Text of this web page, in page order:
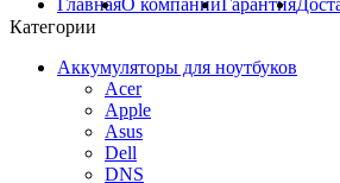
Категории
Аккумуляторы для ноутбуков
Acer
Apple
Asus
Dell
DNS